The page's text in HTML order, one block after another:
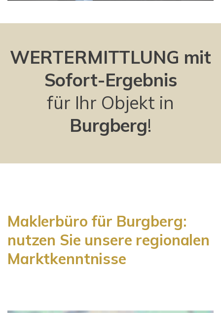
WERTERMITTLUNG mit
Sofort-Ergebnis
für Ihr Objekt in
Burgberg!
Maklerbüro für Burgberg:
nutzen Sie unsere regionalen
Marktkenntnisse